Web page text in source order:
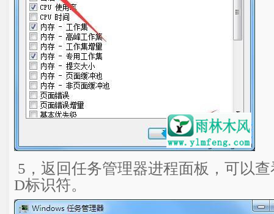
5，返回任务管理器进程面板，可以
D标识符。